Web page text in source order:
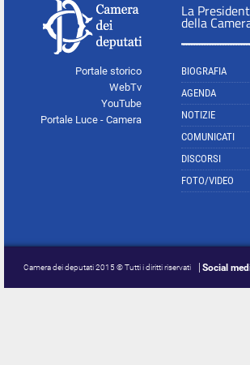
Portale storico
WebTv
YouTube
Portale Luce - Camera
La
della
BIOGRAFIA
AGENDA
NOTIZIE
COMUNICATI
DISCORSI
FOTO/VIDEO
Camera dei deputati 2015 © Tutti i diritti riservati Social